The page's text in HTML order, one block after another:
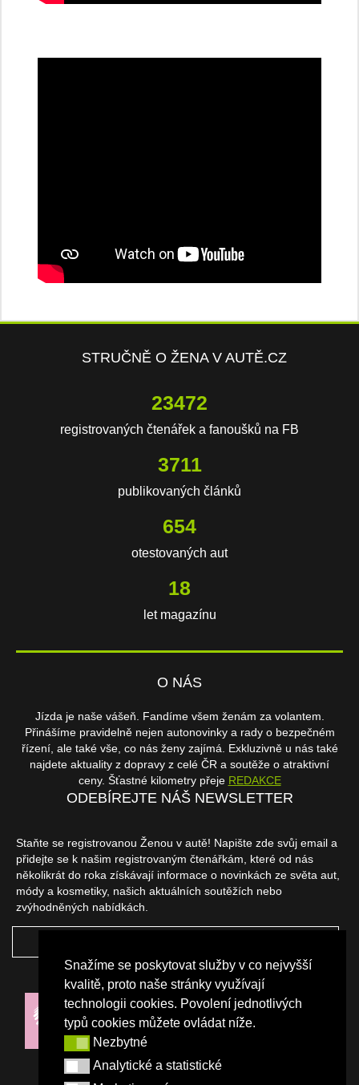
Snažíme se poskytovat služby v co nejvyšší
kvalitě, proto naše stránky využívají
technologii cookies. Povolení jednotlivých
typů cookies můžete ovládat níže.
NezbytnéNezbytné
Analytické a statistické
Analytické a statistické
STRUČNĚ O ŽENA V AUTĚ.CZ
23472
registrovaných čtenářek a fanoušků na FB
3711
publikovaných článků
654
otestovaných aut
18
let magazínu
O NÁS
Jízda je naše vášeň. Fandíme všem ženám za volantem.
Přinášíme pravidelně nejen autonovinky a rady o bezpečném
řízení, ale také vše, co nás ženy zajímá. Exkluzivně u nás také
najdete aktuality z dopravy z celé ČR a soutěže o atraktivní
ceny. Šťastné kilometry přeje REDAKCE
ODEBÍREJTE NÁŠ NEWSLETTER
Staňte se registrovanou Ženou v autě! Napište zde svůj email a
přidejte se k našim registrovaným čtenářkám, které od nás
několikrát do roka získávají informace o novinkách ze světa aut,
módy a kosmetiky, našich aktuálních soutěžích nebo
zvýhodněných nabídkách.
NAŠI PARTNEŘI